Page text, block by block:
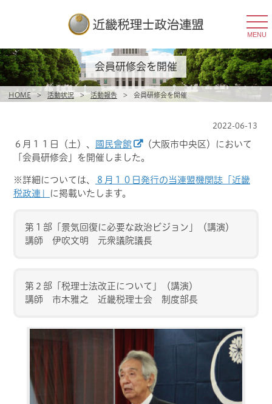
MENU
HOME > 活動状況 > 活動報告 > 会員研修会を開催
会員研修会を開催
2022-06-13
６月１１日（土）、 國民會館
（大阪市中央区）において
「会員研修会」 を開催しました。
※詳細については、
８月１０日発行の当連盟機関誌「近畿
税政連」 に掲載いたします。
第１部「景気回復に必要な政治ビジョン」（講演）
講師 伊吹文明 元衆議院議長
第２部「税理士法改正について」（講演）
講師 市木雅之 近畿税理士会 制度部長